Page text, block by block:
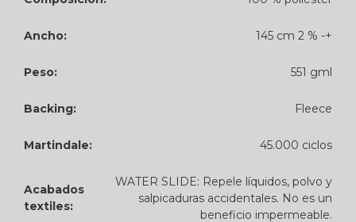
Ancho: 145 cm 2 % -+
Peso: 551 gml
Backing: Fleece
Martindale: 45.000 ciclos
Acabados
textiles:
WATER SLIDE: Repele líquidos, polvo y
salpicaduras accidentales. No es un
beneficio impermeable.